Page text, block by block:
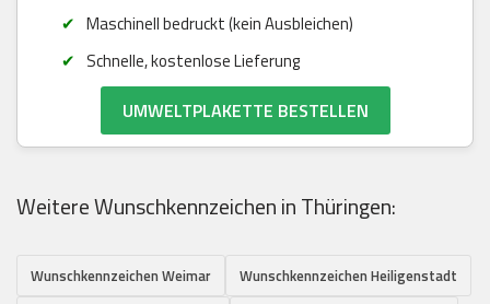
Maschinell bedruckt (kein Ausbleichen)
Schnelle, kostenlose Lieferung
UMWELTPLAKETTE BESTELLEN
Weitere Wunschkennzeichen in Thüringen:
Wunschkennzeichen Weimar
Wunschkennzeichen Heiligenstadt